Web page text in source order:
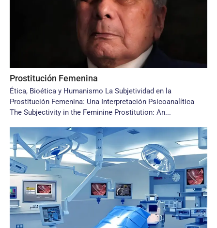
Prostitución Femenina
Ética, Bioética y Humanismo La Subjetividad en la
Prostitución Femenina: Una Interpretación Psicoanalítica
The Subjectivity in the Feminine Prostitution: An...